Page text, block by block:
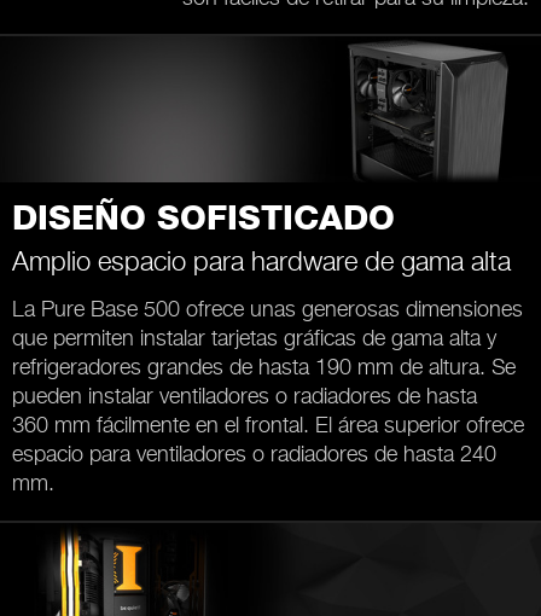
DISEÑO SOFISTICADO
Amplio espacio para hardware de gama alta
La Pure Base 500 ofrece unas generosas dimensiones
que permiten instalar tarjetas gráficas de gama alta y
refrigeradores grandes de hasta 190 mm de altura. Se
pueden instalar ventiladores o radiadores de hasta
360 mm fácilmente en el frontal. El área superior ofrece
espacio para ventiladores o radiadores de hasta 240
mm.